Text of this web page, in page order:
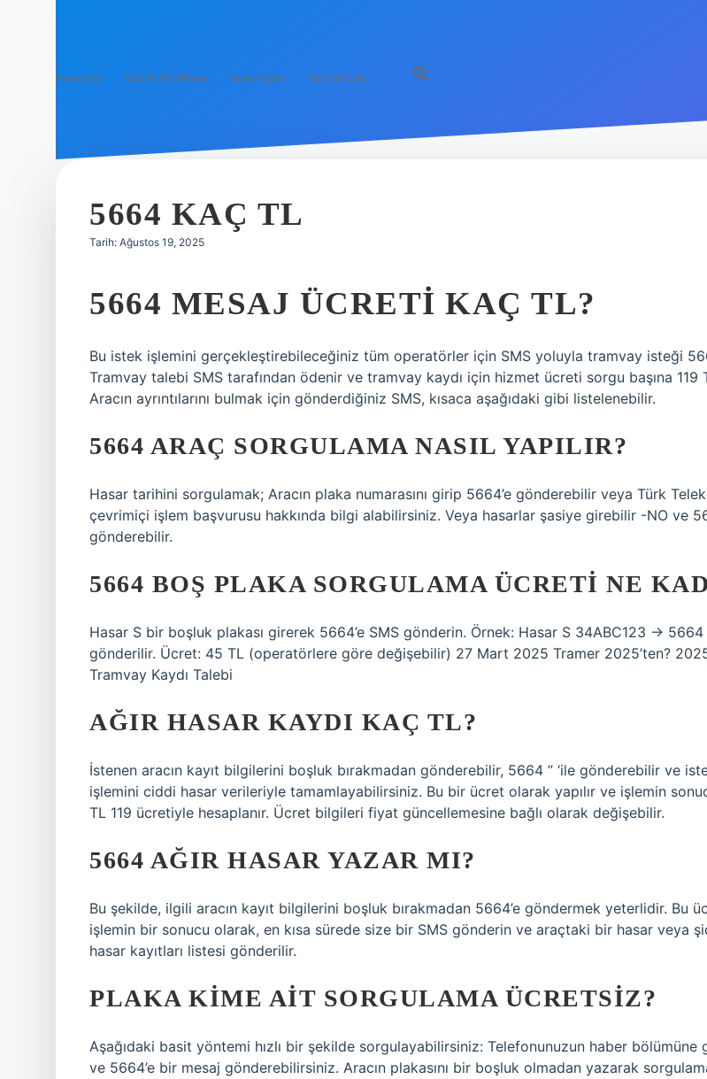
Anasayfa Gizlilik Politikası Yasal Uyarı Hakkımızda
5664 KAÇ TL
Tarih: Ağustos 19, 2025
5664 MESAJ ÜCRETI KAÇ TL?
Bu istek işlemini gerçekleştirebileceğiniz tüm operatörler için SMS yoluyla tramvay isteği
Tramvay talebi SMS tarafından ödenir ve tramvay kaydı için hizmet ücreti sorgu başına 119
Aracın ayrıntılarını bulmak için gönderdiğiniz SMS, kısaca aşağıdaki gibi listelenebilir.
5664 ARAÇ SORGULAMA NASIL YAPILIR?
Hasar tarihini sorgulamak; Aracın plaka numarasını girip 5664’e gönderebilir veya Türk
çevrimiçi işlem başvurusu hakkında bilgi alabilirsiniz. Veya hasarlar şasiye girebilir -NO ve
gönderebilir.
5664 BOŞ PLAKA SORGULAMA ÜCRETI NE
Hasar S bir boşluk plakası girerek 5664’e SMS gönderin. Örnek: Hasar S 34ABC123 → 5664
gönderilir. Ücret: 45 TL (operatörlere göre değişebilir) 27 Mart 2025 Tramer 2025’ten?
Tramvay Kaydı Talebi
AĞIR HASAR KAYDI KAÇ TL?
İstenen aracın kayıt bilgilerini boşluk bırakmadan gönderebilir, 5664 ” ‘ile gönderebilir ve
işlemini ciddi hasar verileriyle tamamlayabilirsiniz. Bu bir ücret olarak yapılır ve işlemin
TL 119 ücretiyle hesaplanır. Ücret bilgileri fiyat güncellemesine bağlı olarak değişebilir.
5664 AĞIR HASAR YAZAR MI?
Bu şekilde, ilgili aracın kayıt bilgilerini boşluk bırakmadan 5664’e göndermek yeterlidir. Bu
işlemin bir sonucu olarak, en kısa sürede size bir SMS gönderin ve araçtaki bir hasar veya
hasar kayıtları listesi gönderilir.
PLAKA KIME AIT SORGULAMA ÜCRETSIZ?
Aşağıdaki basit yöntemi hızlı bir şekilde sorgulayabilirsiniz: Telefonunuzun haber bölümüne
ve 5664’e bir mesaj gönderebilirsiniz. Aracın plakasını bir boşluk olmadan yazarak